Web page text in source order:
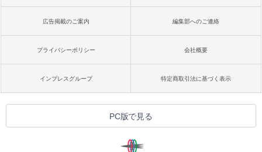
広告掲載のご案内 編集部へのご連絡
プライバシーポリシー 会社概要
インプレスグループ 特定商取引法に基づく表示
PC版で見る